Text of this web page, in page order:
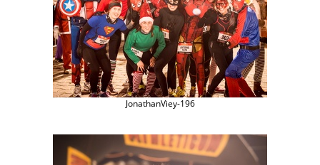
JonathanViey-196